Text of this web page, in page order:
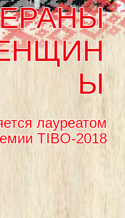
Ы
лауреатом
TIBO-2018